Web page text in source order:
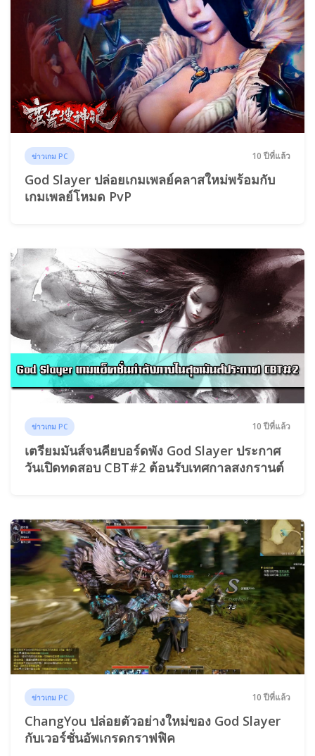
ข่าวเกม PC 10 ปีที่แล้ว
God Slayer ปล่อยเกมเพลย์คลาสใหม่พร้อมกับ
เกมเพลย์โหมด PvP
ข่าวเกม PC 10 ปีที่แล้ว
เตรียมมันส์จนคียบอร์ดพัง God Slayer ประกาศ
วันเปิดทดสอบ CBT#2 ต้อนรับเทศกาลสงกรานต์
ข่าวเกม PC 10 ปีที่แล้ว
ChangYou ปล่อยตัวอย่างใหม่ของ God Slayer
กับเวอร์ชั่นอัพเกรดกราฟฟิค